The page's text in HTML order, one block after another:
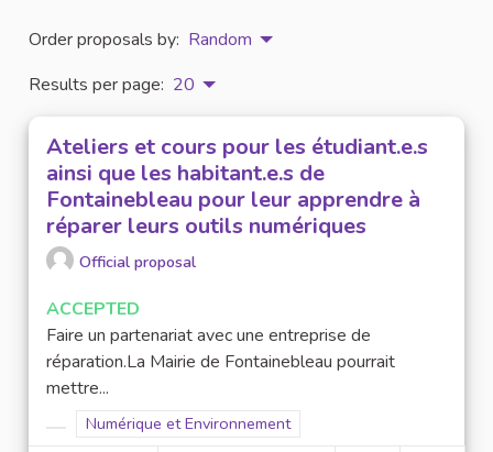
Order proposals by: Random
Results per page: 20
Ateliers et cours pour les étudiant.e.s
ainsi que les habitant.e.s de
Fontainebleau pour leur apprendre à
réparer leurs outils numériques
Official proposal
ACCEPTED
Faire un partenariat avec une entreprise de
réparation.La Mairie de Fontainebleau pourrait
mettre...
Filter results for category:
Filter results for scope: Numérique et Environnement
Numérique et Environnement